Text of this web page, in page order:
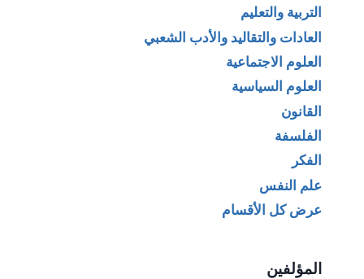
التربية والتعليم
العادات والتقاليد والأدب الشعبي
العلوم الاجتماعية
العلوم السياسية
القانون
الفلسفة
الفكر
علم النفس
عرض كل الأقسام
المؤلفين